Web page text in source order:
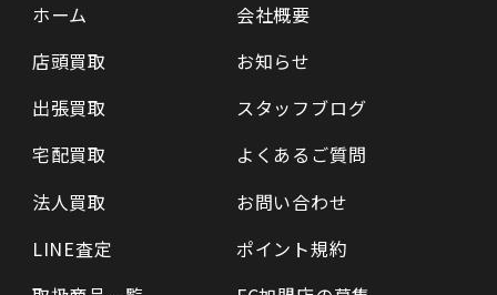
ホーム
店頭買取
出張買取
宅配買取
法人買取
LINE査定
会社概要
お知らせ
スタッフブログ
よくあるご質問
お問い合わせ
ポイント規約